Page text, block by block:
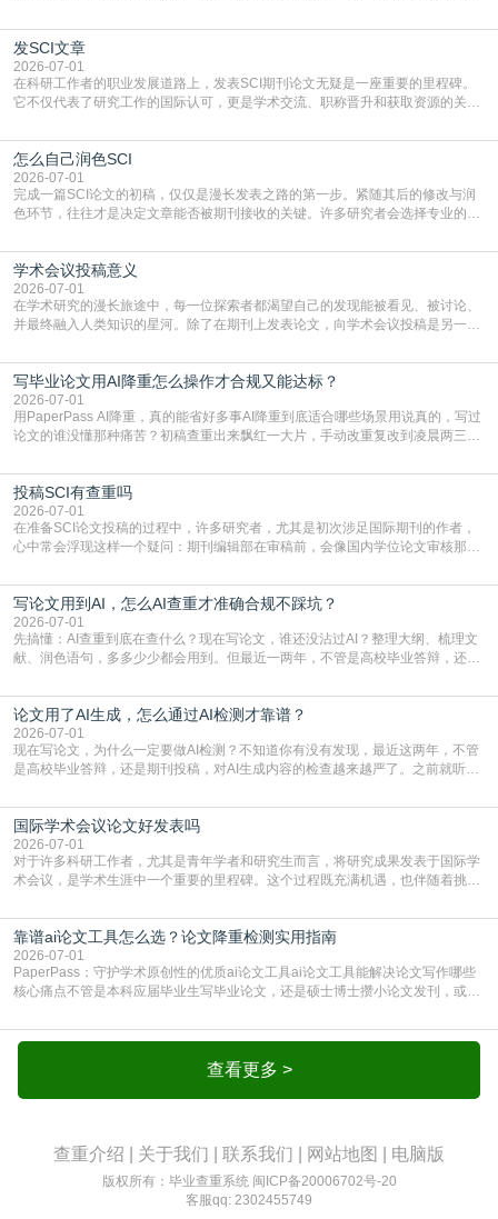
能领到补贴首选‌京东APP‌搜索专属口令(如【家电补贴1637】、【国补立省
4949】等，口令会随活动更新，以页面显示为准)进入补贴专场。淘宝/天猫也可
复制粘贴【8$FKFGgJq
发SCI文章
2026-07-01
在科研工作者的职业发展道路上，发表SCI期刊论文无疑是一座重要的里程碑。
它不仅代表了研究工作的国际认可，更是学术交流、职称晋升和获取资源的关键
战与困惑。从选题立意到投稿回应，每一步都需要精心的策略与扎实的工作。本
篇AEIC学术交流中心小编就为大家介绍“发SCI文章”。一、精准定位是成功的第
一步发表SCI文章，首要解决的问题是“投
怎么自己润色SCI
2026-07-01
完成一篇SCI论文的初稿，仅仅是漫长发表之路的第一步。紧随其后的修改与润
色环节，往往才是决定文章能否被期刊接收的关键。许多研究者会选择专业的语
质量，更能在此过程中深化对学术写作的理解。如何系统、高效地打磨自己的论
文，使其在语言和学术表达上更符合国际期刊的要求，是每位研究者值得投入学
习的技能。本篇AEIC学术交流中心小编就为大家介
学术会议投稿意义
2026-07-01
在学术研究的漫长旅途中，每一位探索者都渴望自己的发现能被看见、被讨论、
并最终融入人类知识的星河。除了在期刊上发表论文，向学术会议投稿是另一个
广阔学术天地的大门，连接着个体研究与社会网络。本篇AEIC学术交流中心小编
就为大家介绍“学术会议投稿意义”。一、加速研究成果的传播与反馈学术会议通
常具有周期短、时效性强的特点。相比期刊漫长的
写毕业论文用AI降重怎么操作才合规又能达标？
2026-07-01
用PaperPass AI降重，真的能省好多事AI降重到底适合哪些场景用说真的，写过
论文的谁没懂那种痛苦？初稿查重出来飘红一大片，手动改重复改到凌晨两三
到秃头。这时候靠谱的AI降重真的就是救命稻草，选对工具，半天就能搞定你两
三天都做不完的事。不是所有人都需要用AI降重，但如果你符合下面这些场景，
真的可以试试：初稿写完重复率远超要
投稿SCI有查重吗
2026-07-01
在准备SCI论文投稿的过程中，许多研究者，尤其是初次涉足国际期刊的作者，
心中常会浮现这样一个疑问：期刊编辑部在审稿前，会像国内学位论文审核那
论文的初审通过率。实际上，SCI期刊对重复内容的审查是严谨投稿流程中不可
或缺的一环。本篇AEIC学术交流中心小编就为大家介绍“投稿SCI有查重吗”。
一、查重是标准流程答案是明确的：绝大多数S
写论文用到AI，怎么AI查重才准确合规不踩坑？
2026-07-01
先搞懂：AI查重到底在查什么？现在写论文，谁还没沾过AI？整理大纲、梳理文
献、润色语句，多多少少都会用到。但最近一两年，不管是高校毕业答辩，还是
须加做AI查重。很多人分不清，AI查重和普通查重到底有啥区别？这里说透：普
通查重查的是你的文字和已公开文献的重复比例，防的是抄袭；AI查重查的是你
的内容里，有多少是AI生成的，防的是过
论文用了AI生成，怎么通过AI检测才靠谱？
2026-07-01
现在写论文，为什么一定要做AI检测？不知道你有没有发现，最近这两年，不管
是高校毕业答辩，还是期刊投稿，对AI生成内容的检查越来越严了。之前就听身
要求修改，还差点被判定学术不规范，真的太冤了。现在国内多数高校和核心期
刊，都已经明确出台了相关规定：如果使用AI生成内容辅助写作，必须明确标
注，未标注的AI生成内容会被认定为不符合学
国际学术会议论文好发表吗
2026-07-01
对于许多科研工作者，尤其是青年学者和研究生而言，将研究成果发表于国际学
术会议，是学术生涯中一个重要的里程碑。这个过程既充满机遇，也伴随着挑
疑问：国际学术会议论文到底好不好发表？其价值和难度究竟如何衡量。本篇
AEIC学术交流中心小编就为大家介绍“国际学术会议论文好发表吗”。一、会议论
文发表的相对优势与期刊论文相比，国际会议论文的发
靠谱ai论文工具怎么选？论文降重检测实用指南
2026-07-01
PaperPass：守护学术原创性的优质ai论文工具ai论文工具能解决论文写作哪些
核心痛点不管是本科应届毕业生写毕业论文，还是硕士博士攒小论文发刊，或是
自己逐句读逐句改，熬好几个大夜不说，还经常改不到点上，交上去才发现重复
率超标，再返工太折腾。现在有了成熟的ai论文工具，这些痛点基本都能高效解
决。靠谱的ai论文工具，不止能帮你梳查看更多 >
查重介绍 关于我们 联系我们 网站地图 电脑版
版权所有：毕业查重系统 闽ICP备20006702号-20
客服qq: 2302455749